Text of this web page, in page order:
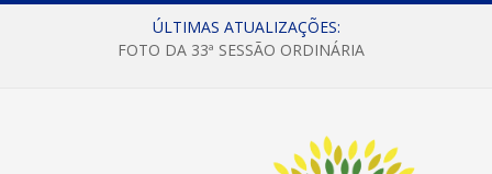
ÚLTIMAS ATUALIZAÇÕES:
FOTO DA 33ª SESSÃO ORDINÁRIA